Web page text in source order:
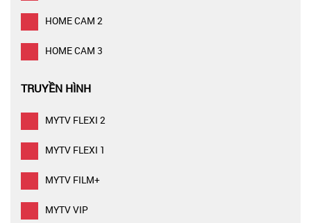
HOME CAM 2
HOME CAM 3
TRUYỀN HÌNH
MYTV FLEXI 2
MYTV FLEXI 1
MYTV FILM+
MYTV VIP